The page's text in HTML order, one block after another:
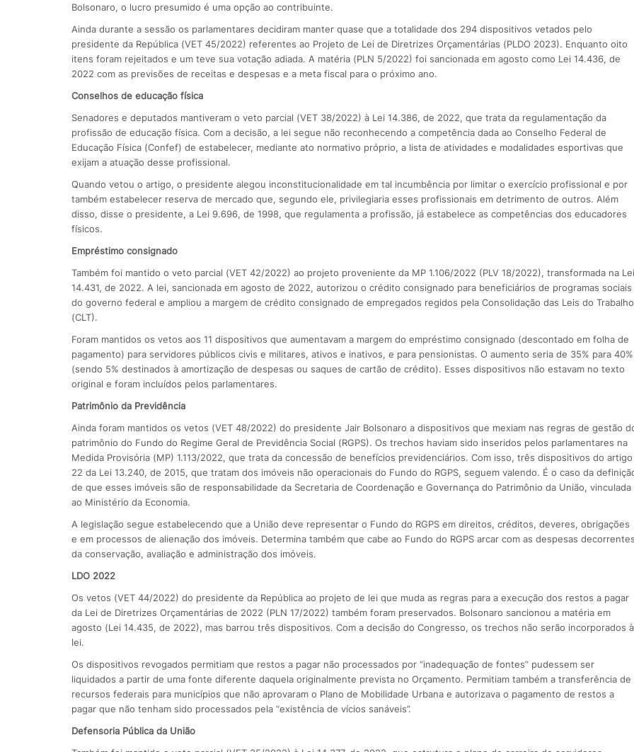
Bolsonaro, o lucro presumido é uma opção ao contribuinte.
Ainda durante a sessão os parlamentares decidiram manter quase que a totalidade dos 294 dispositivos vetados pelo
presidente da República (VET 45/2022) referentes ao Projeto de Lei de Diretrizes Orçamentárias (PLDO 2023). Enquanto oito
itens foram rejeitados e um teve sua votação adiada. A matéria (PLN 5/2022) foi sancionada em agosto como Lei 14.436, de
2022 com as previsões de receitas e despesas e a meta fiscal para o próximo ano.
Conselhos de educação física
Senadores e deputados mantiveram o veto parcial (VET 38/2022) à Lei 14.386, de 2022, que trata da regulamentação da
profissão de educação física. Com a decisão, a lei segue não reconhecendo a competência dada ao Conselho Federal de
Educação Física (Confef) de estabelecer, mediante ato normativo próprio, a lista de atividades e modalidades esportivas que
exijam a atuação desse profissional.
Quando vetou o artigo, o presidente alegou inconstitucionalidade em tal incumbência por limitar o exercício profissional e por
também estabelecer reserva de mercado que, segundo ele, privilegiaria esses profissionais em detrimento de outros. Além
disso, disse o presidente, a Lei 9.696, de 1998, que regulamenta a profissão, já estabelece as competências dos educadores
físicos.
Empréstimo consignado
Também foi mantido o veto parcial (VET 42/2022) ao projeto proveniente da MP 1.106/2022 (PLV 18/2022), transformada na Lei
14.431, de 2022. A lei, sancionada em agosto de 2022, autorizou o crédito consignado para beneficiários de programas sociais
do governo federal e ampliou a margem de crédito consignado de empregados regidos pela Consolidação das Leis do Trabalho
(CLT).
Foram mantidos os vetos aos 11 dispositivos que aumentavam a margem do empréstimo consignado (descontado em folha de
pagamento) para servidores públicos civis e militares, ativos e inativos, e para pensionistas. O aumento seria de 35% para 40%
(sendo 5% destinados à amortização de despesas ou saques de cartão de crédito). Esses dispositivos não estavam no texto
original e foram incluídos pelos parlamentares.
Patrimônio da Previdência
Ainda foram mantidos os vetos (VET 48/2022) do presidente Jair Bolsonaro a dispositivos que mexiam nas regras de gestão
patrimônio do Fundo do Regime Geral de Previdência Social (RGPS). Os trechos haviam sido inseridos pelos parlamentares na
Medida Provisória (MP) 1.113/2022, que trata da concessão de benefícios previdenciários. Com isso, três dispositivos do artigo
22 da Lei 13.240, de 2015, que tratam dos imóveis não operacionais do Fundo do RGPS, seguem valendo. É o caso da
de que esses imóveis são de responsabilidade da Secretaria de Coordenação e Governança do Patrimônio da União, vinculada
ao Ministério da Economia.
A legislação segue estabelecendo que a União deve representar o Fundo do RGPS em direitos, créditos, deveres, obrigações
e em processos de alienação dos imóveis. Determina também que cabe ao Fundo do RGPS arcar com as despesas decorrentes
da conservação, avaliação e administração dos imóveis.
LDO 2022
Os vetos (VET 44/2022) do presidente da República ao projeto de lei que muda as regras para a execução dos restos a pagar
da Lei de Diretrizes Orçamentárias de 2022 (PLN 17/2022) também foram preservados. Bolsonaro sancionou a matéria em
agosto (Lei 14.435, de 2022), mas barrou três dispositivos. Com a decisão do Congresso, os trechos não serão incorporados à
lei.
Os dispositivos revogados permitiam que restos a pagar não processados por “inadequação de fontes” pudessem ser
liquidados a partir de uma fonte diferente daquela originalmente prevista no Orçamento. Permitiam também a transferência de
recursos federais para municípios que não aprovaram o Plano de Mobilidade Urbana e autorizava o pagamento de restos a
pagar que não tenham sido processados pela “existência de vícios sanáveis”.
Defensoria Pública da União